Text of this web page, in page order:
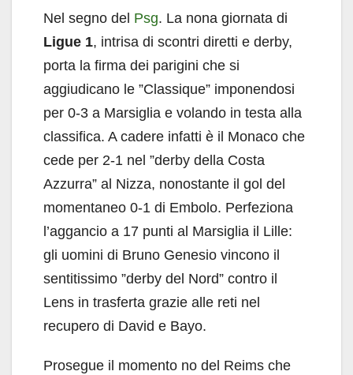
Nel segno del Psg. La nona giornata di
Ligue 1, intrisa di scontri diretti e derby,
porta la firma dei parigini che si
aggiudicano le ”Classique” imponendosi
per 0-3 a Marsiglia e volando in testa alla
classifica. A cadere infatti è il Monaco che
cede per 2-1 nel ”derby della Costa
Azzurra” al Nizza, nonostante il gol del
momentaneo 0-1 di Embolo. Perfeziona
l’aggancio a 17 punti al Marsiglia il Lille:
gli uomini di Bruno Genesio vincono il
sentitissimo ”derby del Nord” contro il
Lens in trasferta grazie alle reti nel
recupero di David e Bayo.
Prosegue il momento no del Reims che